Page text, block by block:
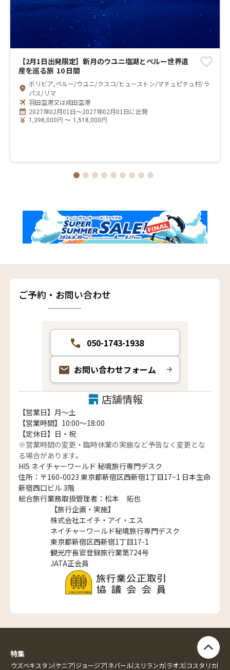
電話
【2月1日出発限定】新月のウユニ塩湖とペルー世界遺
産を巡る旅 10 日間
ボリビア,ペルー/ウユニ/クスコ/ヒューストン/マチュピチュ村/ラ
パス/リマ
羽田空港又は成田空港
2027年02月01日～2027年02月01日に出発
1,398,000 円 〜 1,518,000 円
ご予約・お問い合わせ
050-1743-1938
お問い合わせフォーム
店舗情報
【営業日】月〜土
【営業時間】10:00～18:00
【定休日】日・祝
※営業時間の変更・臨時休業の実施など予告なく変更とな
る場合があります。
HIS ネイチャーワールド 秘境旅行専門デスク
住所：〒160-0023 東京都新宿区西新宿1丁目17−1 日本生命
新宿西口ビル 3階
総合旅行業務取扱管理者：松本 拓也
【旅行企画・実施】
株式会社エイチ・アイ・エス
ネイチャーワールド秘境旅行専門デスク
東京都新宿区西新宿1丁目17-1
観光庁長官登録旅行業第724号
JATA正会員
特集
ウズベキスタン ケニア ジョージア ネパール スリランカ ラオス コスタリカ